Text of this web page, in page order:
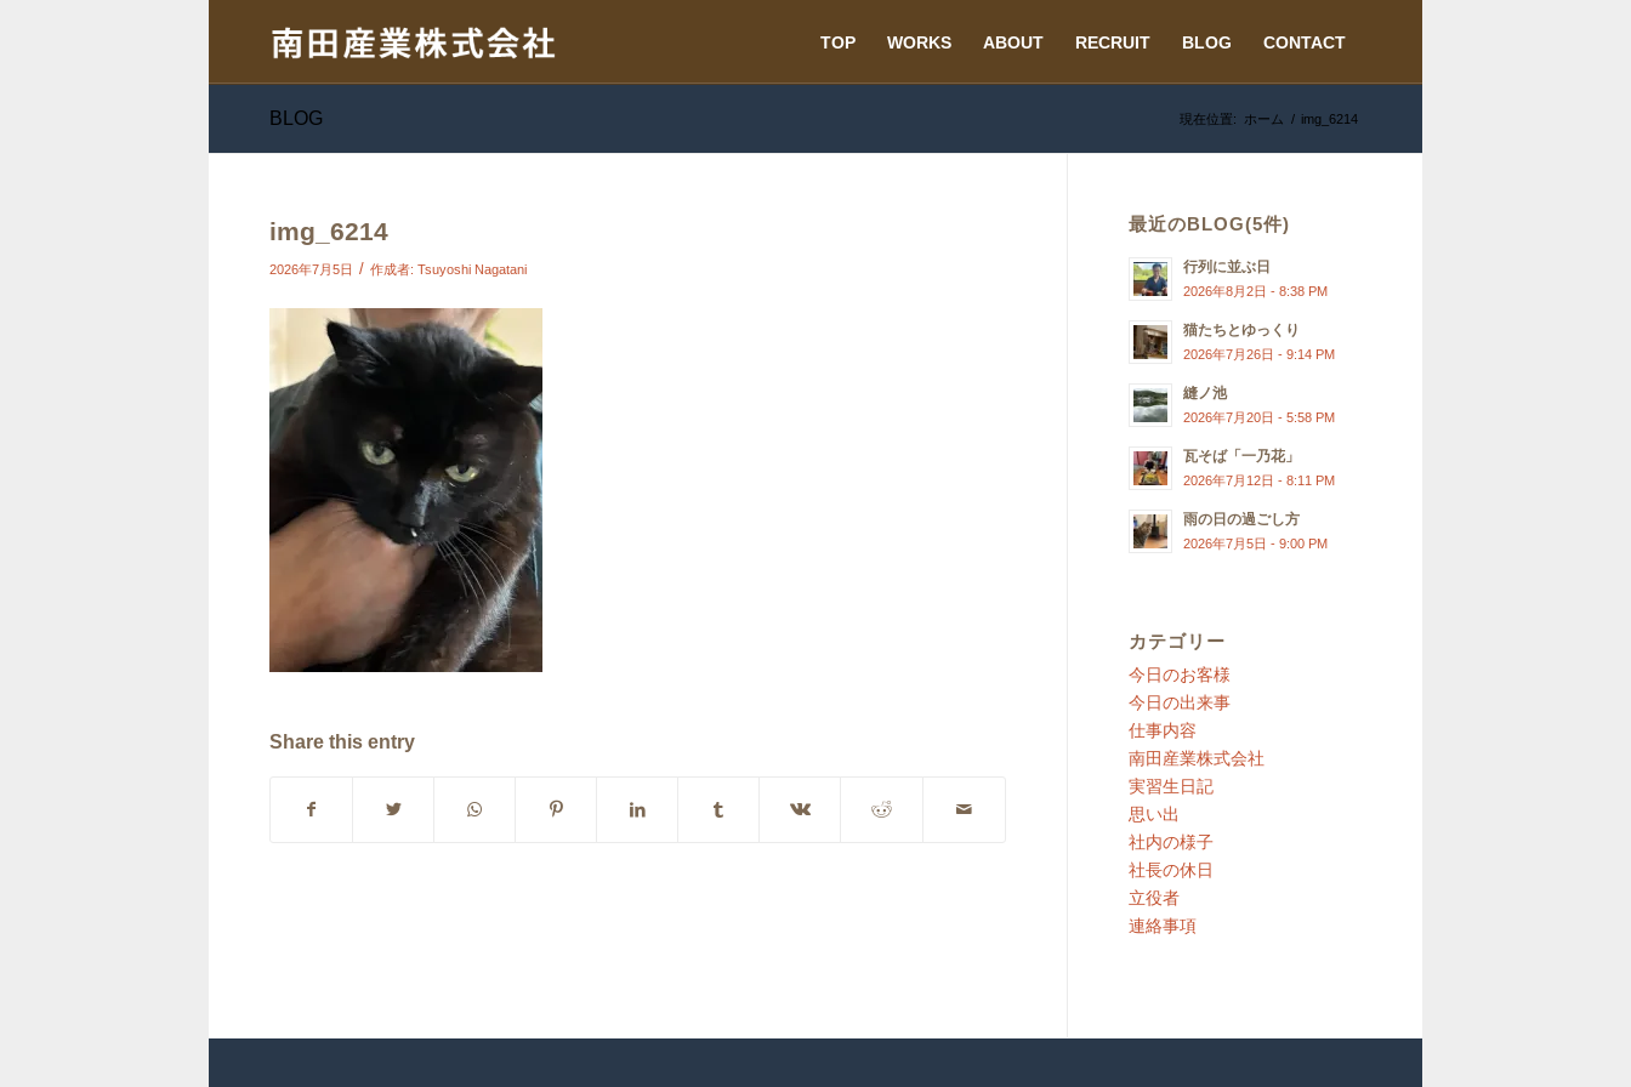
TOP WORKS ABOUT RECRUIT BLOG CONTACT
BLOG 現在位置: ホーム / img_6214
img_6214
2026年7月5日 / 作成者: Tsuyoshi Nagatani
Share this entry
最近のBLOG(5件)
行列に並ぶ日
2026年8月2日 - 8:38 PM
猫たちとゆっくり
2026年7月26日 - 9:14 PM
縫ノ池
2026年7月20日 - 5:58 PM
瓦そば「一乃花」
2026年7月12日 - 8:11 PM
雨の日の過ごし方
2026年7月5日 - 9:00 PM
カテゴリー
今日のお客様
今日の出来事
仕事内容
南田産業株式会社
実習生日記
思い出
社内の様子
社長の休日
立役者
連絡事項